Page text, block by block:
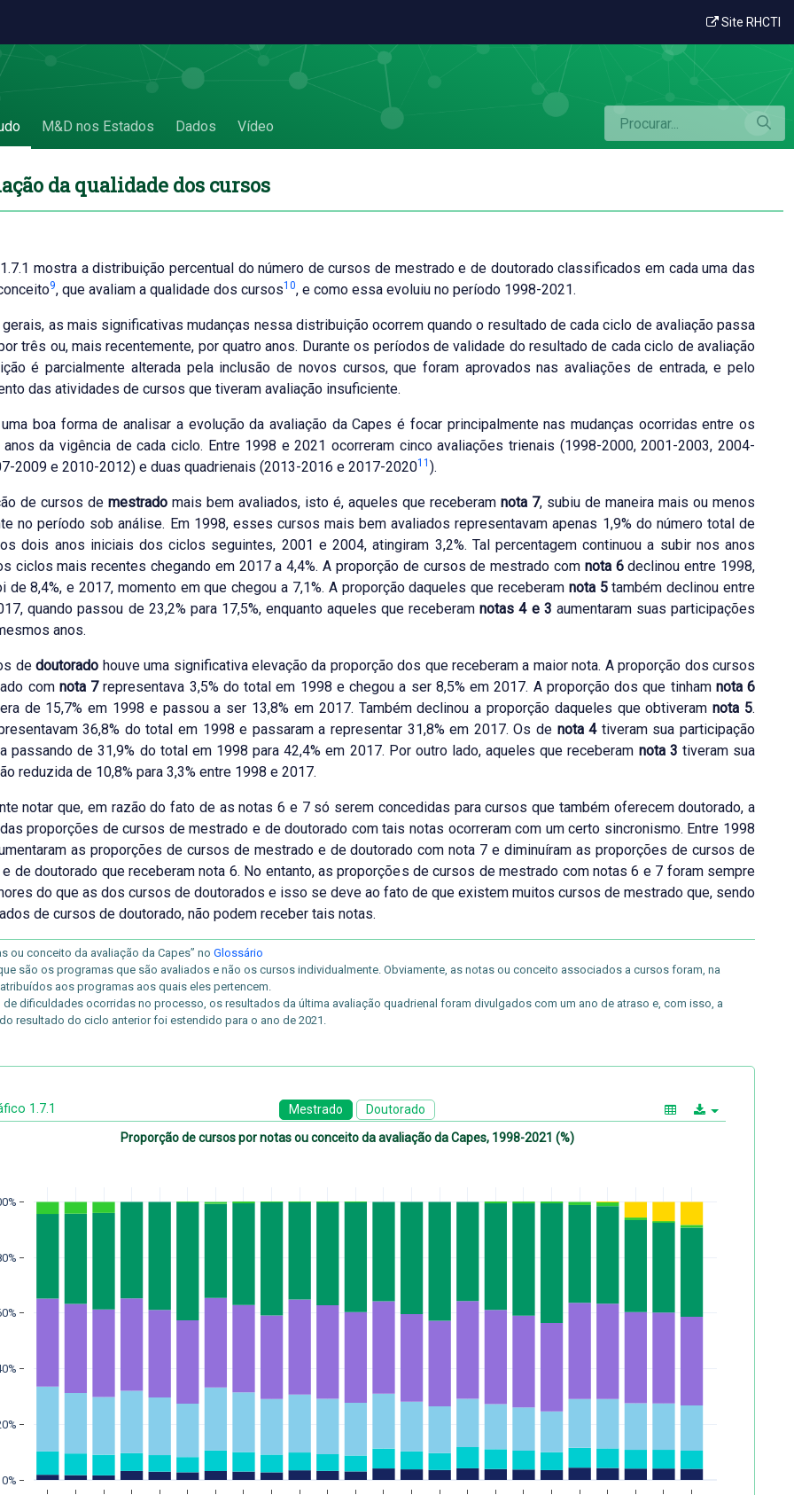
Site RHCTI
M&D nos Estados Dados Vídeo
da qualidade dos cursos
mostra a distribuição percentual do número de cursos de mestrado e de doutorado classificados em cada uma das
9, que avaliam a qualidade dos cursos10, e como essa evoluiu no período 1998-2021.
gerais, as mais significativas mudanças nessa distribuição ocorrem quando o resultado de cada ciclo de avaliação passa
três ou, mais recentemente, por quatro anos. Durante os períodos de validade do resultado de cada ciclo de avaliação
é parcialmente alterada pela inclusão de novos cursos, que foram aprovados nas avaliações de entrada, e pelo
das atividades de cursos que tiveram avaliação insuficiente.
boa forma de analisar a evolução da avaliação da Capes é focar principalmente nas mudanças ocorridas entre os
da vigência de cada ciclo. Entre 1998 e 2021 ocorreram cinco avaliações trienais (1998-2000, 2001-2003, 2004-
2009 e 2010-2012) e duas quadrienais (2013-2016 e 2017-202011 ).
de cursos de mestrado mais bem avaliados, isto é, aqueles que receberam nota 7, subiu de maneira mais ou menos
no período sob análise. Em 1998, esses cursos mais bem avaliados representavam apenas 1,9% do número total de
dois anos iniciais dos ciclos seguintes, 2001 e 2004, atingiram 3,2%. Tal percentagem continuou a subir nos anos
ciclos mais recentes chegando em 2017 a 4,4%. A proporção de cursos de mestrado com nota 6declinou entre 1998,
de 8,4%, e 2017, momento em que chegou a 7,1%. A proporção daqueles que receberam nota 5também declinou entre
quando passou de 23,2% para 17,5%, enquanto aqueles que receberamnotas 4 e 3 aumentaram suas participações
anos.
dedoutorado houve uma significativa elevação da proporção dos que receberam a maior nota. A proporção dos cursos
com nota 7representava 3,5% do total em 1998 e chegou a ser 8,5% em 2017. A proporção dos que tinham nota 6
de 15,7% em 1998 e passou a ser 13,8% em 2017. Também declinou a proporção daqueles que obtiveramnota 5.
36,8% do total em 1998 e passaram a representar 31,8% em 2017. Os de nota 4tiveram sua participação
passando de 31,9% do total em 1998 para 42,4% em 2017. Por outro lado, aqueles que receberam nota 3 tiveram sua
reduzida de 10,8% para 3,3% entre 1998 e 2017.
notar que, em razão do fato de as notas 6 e 7 só serem concedidas para cursos que também oferecem doutorado, a
proporções de cursos de mestrado e de doutorado com tais notas ocorreram com um certo sincronismo. Entre 1998
as proporções de cursos de mestrado e de doutorado com nota 7 e diminuíram as proporções de cursos de
de doutorado que receberam nota 6. No entanto, as proporções de cursos de mestrado com notas 6 e 7 foram sempre
do que as dos cursos de doutorados e isso se deve ao fato de que existem muitos cursos de mestrado que, sendo
de cursos de doutorado, não podem receber tais notas.
ou conceito da avaliação da Capes” no Glossário
são os programas que são avaliados e não os cursos individualmente. Obviamente, as notas ou conceito associados a cursos foram, na
aos programas aos quais eles pertencem.
de dificuldades ocorridas no processo, os resultados da última avaliação quadrienal foram divulgados com um ano de atraso e, com isso, a
resultado do ciclo anterior foi estendido para o ano de 2021.
1.7.1 Mestrado Doutorado
Proporção de cursos por notas ou conceito da avaliação da Capes, 1998-2021 (%)
0%